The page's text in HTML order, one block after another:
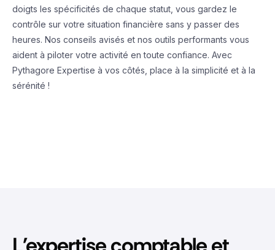
doigts les spécificités de chaque statut, vous gardez le
contrôle sur votre situation financière sans y passer des
heures. Nos conseils avisés et nos outils performants vous
aident à piloter votre activité en toute confiance. Avec
Pythagore Expertise à vos côtés, place à la simplicité et à la
sérénité !